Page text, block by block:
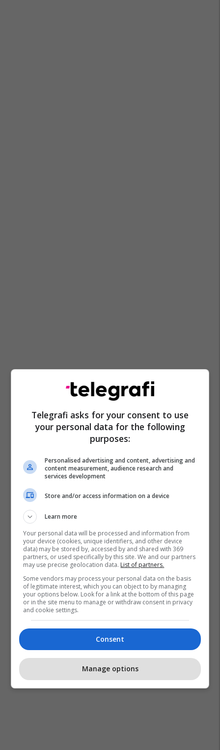
Sophie Rain Shannon Elizabeth Onlyfans
Telegrafi asks for your consent to use
your personal data for the following
purposes:
Personalised advertising and content, advertising and
content measurement, audience research and
services development
Store and/or access information on a device
Learn more
Your personal data will be processed and information from
your device (cookies, unique identifiers, and other device
data) may be stored by, accessed by and shared with 369
partners, or used specifically by this site. We and our partners
may use precise geolocation data. List of partners.
Some vendors may process your personal data on the basis
of legitimate interest, which you can object to by managing
your options below. Look for a link at the bottom of this page
or in the site menu to manage or withdraw consent in privacy
and cookie settings.
Consent
Manage options